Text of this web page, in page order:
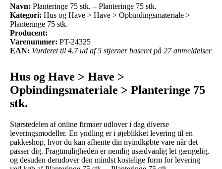
Navn: Planteringe 75 stk. – Planteringe 75 stk.
Kategori: Hus og Have > Have > Opbindingsmateriale >
Planteringe 75 stk.
Producent:
Varenummer: PT-24325
EAN: Vurderet til 4.7 ud af 5 stjerner baseret på 27 anmeldelser
Hus og Have > Have >
Opbindingsmateriale > Planteringe 75
stk.
Størstedelen af online firmaer udlover i dag diverse
leveringsmodeller. En yndling er i øjeblikket levering til en
pakkeshop, hvor du kan afhente din nyindkøbte vare når det
passer dig. Fragtmuligheden er nemlig usædvanlig let gængelig,
og desuden derudover den mindst kostelige form for levering